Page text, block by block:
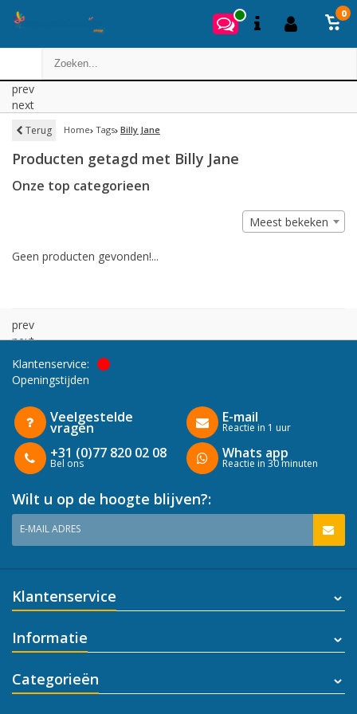
0
prev
next
Terug Home Tags Billy Jane
Producten getagd met Billy Jane
Onze top categorieen
Meest bekeken
Geen producten gevonden!...
prev
next
Klantenservice:
Openingstijden
Veelgestelde
vragen
+31 (0)77 820 02 08
Bel ons
E-mail
Reactie in 1 uur
Whats app
Reactie in 30 minuten
Wilt u op de hoogte blijven?:
E-MAIL ADRES
Klantenservice
Informatie
Categorieën